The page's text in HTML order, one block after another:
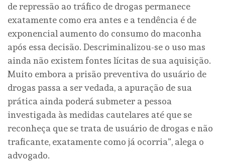
de repressão ao tráfico de drogas permanece
exatamente como era antes e a tendência é de
exponencial aumento do consumo do maconha
após essa decisão. Descriminalizou-se o uso mas
ainda não existem fontes lícitas de sua aquisição.
Muito embora a prisão preventiva do usuário de
drogas passa a ser vedada, a apuração de sua
prática ainda poderá submeter a pessoa
investigada às medidas cautelares até que se
reconheça que se trata de usuário de drogas e não
traficante, exatamente como já ocorria”, alega o
advogado.